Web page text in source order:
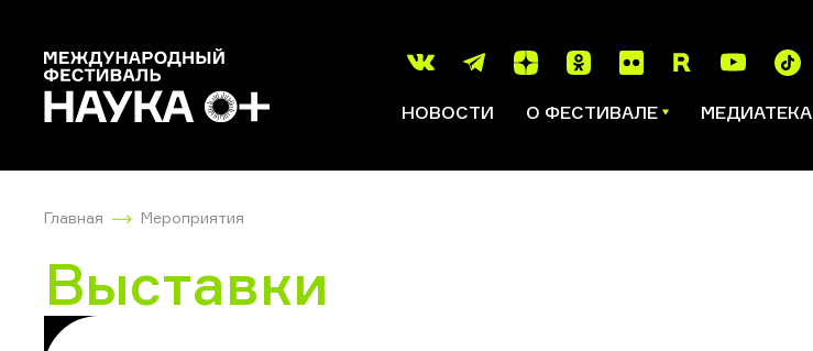
НОВОСТИ О ФЕСТИВАЛЕ МЕДИАТЕКА
Главная Мероприятия
Выставки